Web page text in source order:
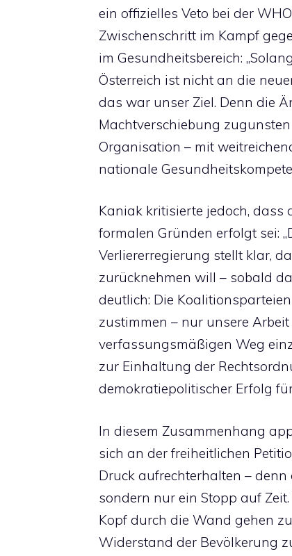
ein offizielles Veto bei der
Zwischenschritt im Kampf
im Gesundheitsbereich:
Österreich ist nicht an die
das war unser Ziel. Denn die
Machtverschiebung
Organisation – mit
nationale
Kaniak kritisierte jedoch, dass
formalen Gründen erfolgt sei:
Verliererregierung stellt klar,
zurücknehmen will – sobald
deutlich: Die
zustimmen – nur unsere
verfassungsmäßigen Weg
zur Einhaltung der
demokratiepolitischer Erfolg
In diesem Zusammenhang
sich an der freiheitlichen
Druck aufrechterhalten –
sondern nur ein Stopp auf
Kopf durch die Wand gehen
Widerstand der Bevölkerung